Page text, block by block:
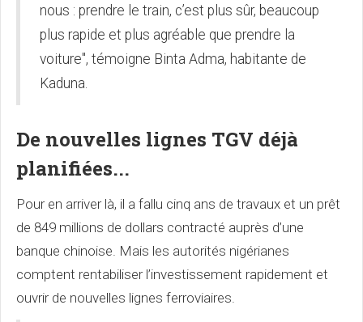
nous : prendre le train, c’est plus sûr, beaucoup
plus rapide et plus agréable que prendre la
voiture", témoigne Binta Adma, habitante de
Kaduna.
De nouvelles lignes TGV déjà
planifiées...
Pour en arriver là, il a fallu cinq ans de travaux et un prêt
de 849 millions de dollars contracté auprès d’une
banque chinoise. Mais les autorités nigérianes
comptent rentabiliser l’investissement rapidement et
ouvrir de nouvelles lignes ferroviaires.